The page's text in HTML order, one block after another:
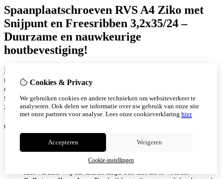
Spaanplaatschroeven RVS A4 Ziko met
Snijpunt en Freesribben 3,2x35/24 –
Duurzame en nauwkeurige
houtbevestiging!
Deze spaanplaatschroef van
uitermate geschikt voor duurzame bevestigingen in veeleisende
omgevingen, zoals buitenconstructies en vochtige toepassingen. De
snijpunt voorkomt splijten van het hout, terwijl de freesribben
zorgen voor lage indraaimomenten – zelfs bij hardhout
✅
Lage inschroefkrachten:
Freesribben zorgen voor
moeiteloos indraaien, zelfs bij harde materialen.
Geen voorboren nodig:In de meeste gevallen is voorboren
Cookies & Privacy
We gebruiken cookies en andere technieken om websiteverkeer te
analyseren. Ook delen we informatie over uw gebruik van onze site
met onze partners voor analyse. Lees onze cookieverklaring hier
Accepteren Weigeren
Cookie-instellingen